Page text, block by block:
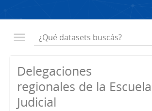
Delegaciones
regionales de la Escuela
Judicial